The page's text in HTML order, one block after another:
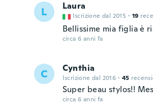
L Laura
Iscrizione dal 2015 · 19
Bellissime mia figlia è
circa 6 anni fa
C Cynthia
Iscrizione dal 2016 · 45
Super beau stylos!!
circa 6 anni fa